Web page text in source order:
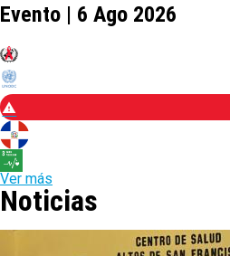
Evento | 6 Ago 2026
Ver más
Noticias